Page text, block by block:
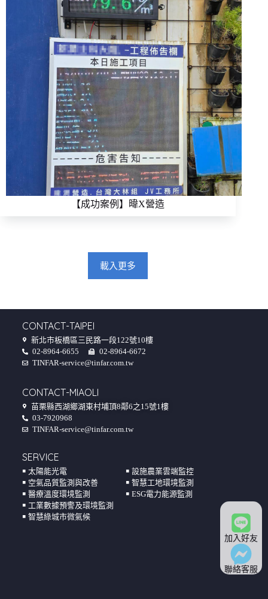
【成功案例】暐X營造
載入更多
CONTACT-TAIPEI
新北市板橋區三民路一段122號10樓
02-8964-6655
02-8964-6672
TINFAR-service@tinfar.com.tw
加入好友
聯絡客服
CONTACT-MIAOLI
苗栗縣西湖鄉湖東村埔頂8鄰6之15號1樓
03-7920968
TINFAR-service@tinfar.com.tw
SERVICE
￭ 太陽能光電
￭ 空氣品質監測與改善
￭ 醫療溫度環境監測
￭ 工業數據預警及環境監測
￭ 智慧綠城市微氣候
￭ 設施農業雲端監控
￭ 智慧工地環境監測
￭ ESG電力能源監測